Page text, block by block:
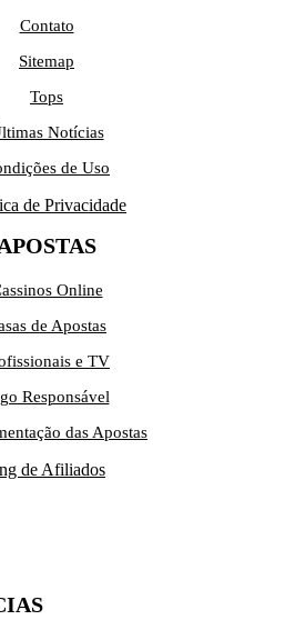
Contato
Sitemap
Tops
Notícias
de Uso
de Privacidade
Online
de Apostas
e TV
Responsável
das Apostas
de Afiliados